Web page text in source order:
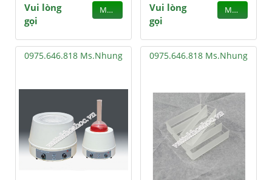
Vui lòng
gọi
MUA
Vui lòng
gọi
MUA
0975.646.818 Ms.Nhung 0975.646.818 Ms.Nhung